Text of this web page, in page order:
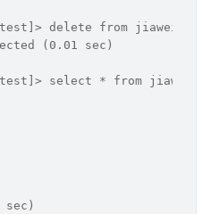
delete from
(0.01 sec)
select * from